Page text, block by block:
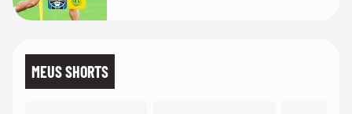
MEUS SHORTS